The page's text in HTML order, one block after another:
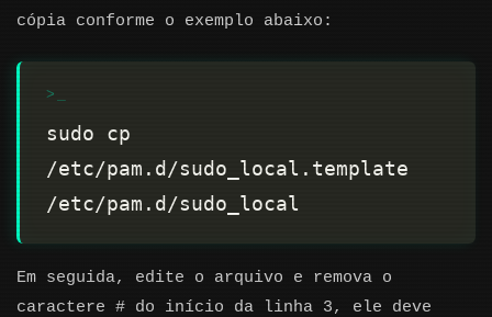
cópia conforme o exemplo abaixo:
sudo cp
/etc/pam.d/sudo_local.template
Em seguida, edite o arquivo e remova o
caractere # do início da linha 3, ele deve